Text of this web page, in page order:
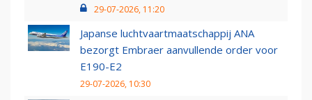
29-07-2026, 11:20
Japanse luchtvaartmaatschappij ANA
bezorgt Embraer aanvullende order voor
E190-E2
29-07-2026, 10:30